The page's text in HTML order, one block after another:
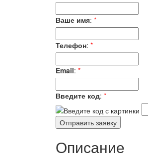
Ваше имя: *
Телефон: *
Email: *
Введите код: *
Описание